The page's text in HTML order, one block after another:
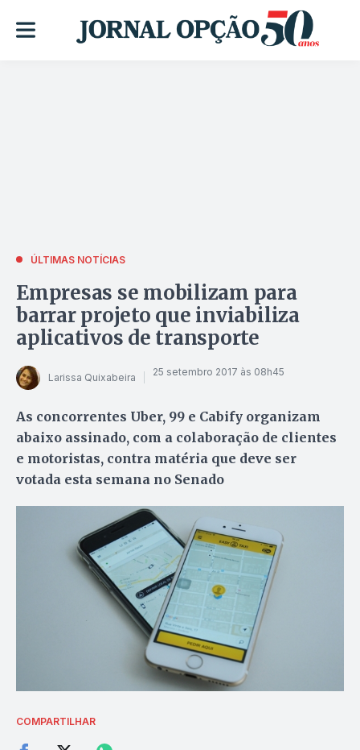
ÚLTIMAS NOTÍCIAS
Empresas se mobilizam para
barrar projeto que inviabiliza
aplicativos de transporte
Larissa Quixabeira 25 setembro 2017 às 08h45
As concorrentes Uber, 99 e Cabify organizam
abaixo assinado, com a colaboração de clientes
e motoristas, contra matéria que deve ser
votada esta semana no Senado
COMPARTILHAR